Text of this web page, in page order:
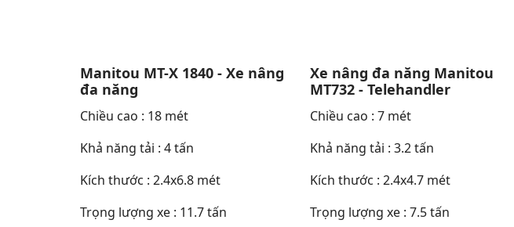
Manitou MT-X 1840 - Xe nâng
đa năng
Chiều cao : 18 mét
Khả năng tải : 4 tấn
Kích thước : 2.4x6.8 mét
Trọng lượng xe : 11.7 tấn
Xe nâng đa năng Manitou
MT732 - Telehandler
Chiều cao : 7 mét
Khả năng tải : 3.2 tấn
Kích thước : 2.4x4.7 mét
Trọng lượng xe : 7.5 tấn